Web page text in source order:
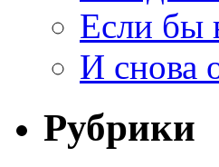
Если бы
И снова
Рубрики